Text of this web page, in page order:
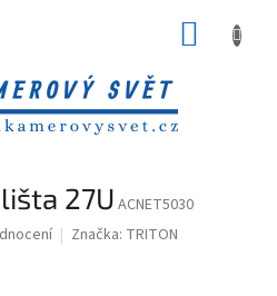
27U ACNET5030
Značka: TRITON